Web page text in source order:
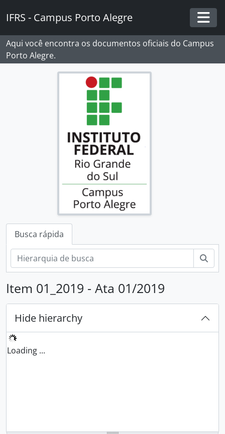
IFRS - Campus Porto Alegre
Aqui você encontra os documentos oficiais do Campus
Porto Alegre.
Busca rápida
Item 01_2019 - Ata 01/2019
Hide hierarchy
Loading ...